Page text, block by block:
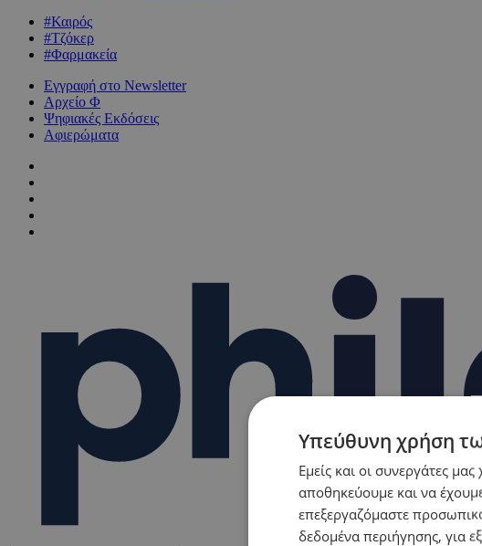
#Καιρός
#Τζόκερ
#Φαρμακεία
Εγγραφή στο Newsletter
Αρχείο Φ
Ψηφιακές Εκδόσεις
Αφιερώματα
Υπεύθυνη χρήση
Εμείς και οι συνεργάτες
αποθηκεύουμε και να
επεξεργαζόμαστε
δεδομένα περιήγησης, για